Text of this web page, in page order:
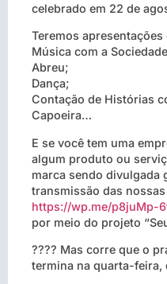
celebrado em 22 de
Teremos apresentações
Música com a
Abreu;
Dança;
Contação de Histórias
Capoeira…
E se você tem uma
algum produto ou
marca sendo divulgada
transmissão das
https://wp.me/p8juMp-
por meio do projeto
???? Mas corre que o
termina na quarta-feira,